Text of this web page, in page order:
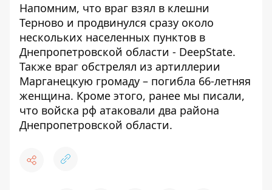
Напомним, что враг взял в клешни
Терново и продвинулся сразу около
нескольких населенных пунктов в
Днепропетровской области - DeepState.
Также враг обстрелял из артиллерии
Марганецкую громаду – погибла 66-летняя
женщина. Кроме этого, ранее мы писали,
что войска рф атаковали два района
Днепропетровской области.